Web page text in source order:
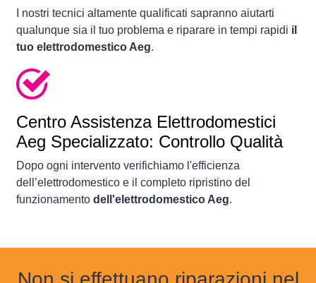
I nostri tecnici altamente qualificati sapranno aiutarti
qualunque sia il tuo problema e riparare in tempi rapidi il
tuo elettrodomestico Aeg.
Centro Assistenza Elettrodomestici
Aeg Specializzato: Controllo Qualità
Dopo ogni intervento verifichiamo l'efficienza
dell’elettrodomestico e il completo ripristino del
funzionamento dell'elettrodomestico Aeg.